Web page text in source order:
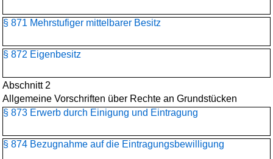
§ 871 Mehrstufiger mittelbarer Besitz
§ 872 Eigenbesitz
Abschnitt 2
Allgemeine Vorschriften über Rechte an Grundstücken
§ 873 Erwerb durch Einigung und Eintragung
§ 874 Bezugnahme auf die Eintragungsbewilligung